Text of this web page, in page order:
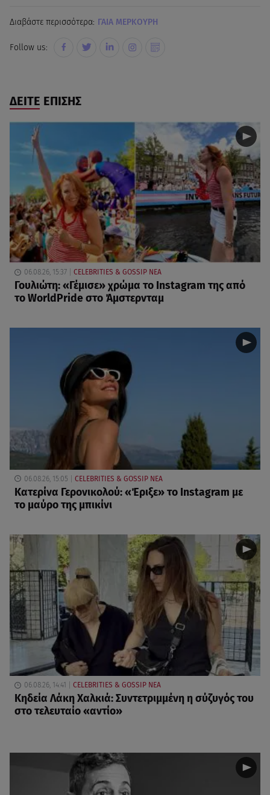
Διαβάστε περισσότερα: ΓΑΙΑ ΜΕΡΚΟΥΡΗ
Follow us:
ΔΕΙΤΕ ΕΠΙΣΗΣ
06.08.26, 15:37 CELEBRITIES & GOSSIP ΝΕΑ
Γουλιώτη: «Γέμισε» χρώμα το Instagram της από
το WorldPride στο Άμστερνταμ
06.08.26, 15:05 CELEBRITIES & GOSSIP ΝΕΑ
Κατερίνα Γερονικολού: «Έριξε» το Instagram με
το μαύρο της μπικίνι
06.08.26, 14:41 CELEBRITIES & GOSSIP ΝΕΑ
Κηδεία Λάκη Χαλκιά: Συντετριμμένη η σύζυγός του
στο τελευταίο «αντίο»